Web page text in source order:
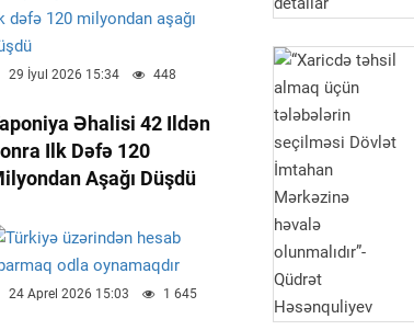
29 İyul 2026 15:34 448
Əhalisi 42 Ildən
Ilk Dəfə 120
Aşağı Düşdü
24 Aprel 2026 15:03 1 645